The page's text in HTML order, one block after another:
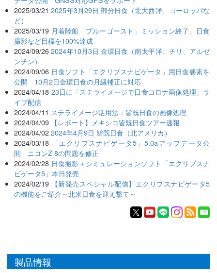
2025/03/21 2025年3月29日 部分日食（北大西洋、ヨーロッパな
ど）
2025/03/19 月着陸船「ブルーゴースト」ミッション終了、日食
撮影など目標を100%達成
2024/09/26 2024年10月3日 金環日食（南太平洋、チリ、アルゼ
ンチン）
2024/09/06 日食ソフト「エクリプスナビゲータ」用日食要素を
公開 10月2日金環日食の月縁補正に対応
2024/04/18 23日に「ステライメージで日食コロナ画像処理」ラ
イブ配信
2024/04/11 ステライメージ活用法：皆既日食の画像処理
2024/04/09 【レポート】メキシコ皆既日食ツアー速報
2024/04/02 2024年4月9日 皆既日食（北アメリカ）
2024/03/18
「エクリプスナビゲータ5」5.0aアップデータ公
開 ニコンZ 8の問題を修正
2024/02/28 日食撮影＋シミュレーションソフト「エクリプスナ
ビゲータ5」本日発売
2024/02/19
【新発売スペシャル配信】エクリプスナビゲータ5
の機能をご紹介～北米日食を迎え撃て～
製品情報